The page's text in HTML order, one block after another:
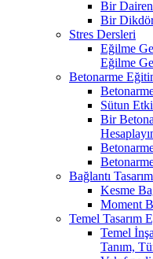
Bir
Bir
Stres Dersleri
Eğilme
Eğilme
Betonarme
Sütun
Bir
Bağlantı
Kesme
Moment
Temel Tasarım
Temel
Tanım,